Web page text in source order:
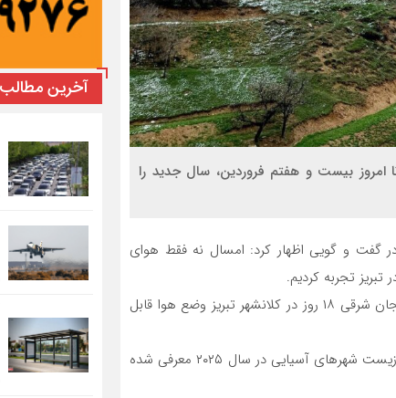
بیست و هفتم فروردین، سال جدید را
گفت و گویی اظهار کرد: امسال نه فقط هوای
وی ادامه داد: در ۲۷ روز گذشته بر اساس گزارش پایش کیفی هوای آذربایجان شرقی ۱۸ روز در کلانشهر تبریز وضع هوا قابل
حسن زاده ادامه داد: امیدواریم در سالی که تبریز به عنوان پایتخت محیط زیست شهرهای آسیایی در سال ۲۰۲۵ معرفی شده
آخرین مطالب